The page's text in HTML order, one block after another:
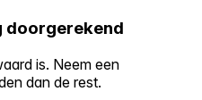
doorgerekend
is. Neem een
dan de rest.